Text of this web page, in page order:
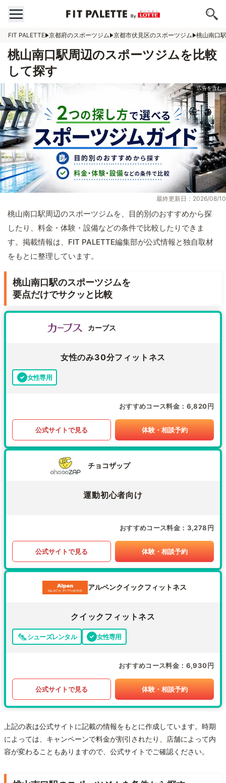
FIT PALETTE 京都府のスポーツジム 京都市伏見区のスポーツジム 桃山南口
桃山南口駅周辺のスポーツジムを比較
して探す
最終更新日：2026/08/10
桃山南口駅周辺のスポーツジムを、目的別のおすすめから探
したり、料金・体験・設備などの条件で比較したりできま
す。掲載情報は、FIT PALETTE編集部が公式情報と独自取材
をもとに整理しています。
桃山南口駅のスポーツジムを
要点だけでサクッと比較
カーブス
女性のみ30分フィットネス
女性専用
おすすめコース料金 6,820円
公式サイトで見る 体験・相談予約
チョコザップ
運動初心者向け
おすすめコース料金 3,278円
公式サイトで見る 体験・相談予約
アルペンクイックフィットネス
クイックフィットネス
シューズレンタル 女性専用
おすすめコース料金 6,930円
公式サイトで見る 体験・相談予約
上記の表は公式サイトに記載の情報をもとに作成しています。時期
によっては、キャンペーンで料金が割引されたり、店舗によって内
容が変わることもありますので、公式サイトでご確認ください。